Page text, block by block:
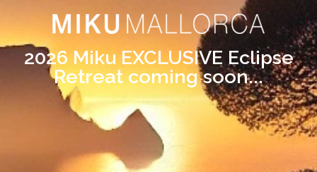
2026 Miku EXCLUSIVE Eclipse
Retreat coming soon...